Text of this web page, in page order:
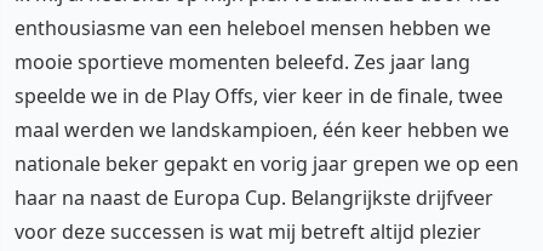
enthousiasme van een heleboel mensen hebben we
mooie sportieve momenten beleefd. Zes jaar lang
speelde we in de Play Offs, vier keer in de finale, twee
maal werden we landskampioen, één keer hebben we
nationale beker gepakt en vorig jaar grepen we op een
haar na naast de Europa Cup. Belangrijkste drijfveer
voor deze successen is wat mij betreft altijd plezier